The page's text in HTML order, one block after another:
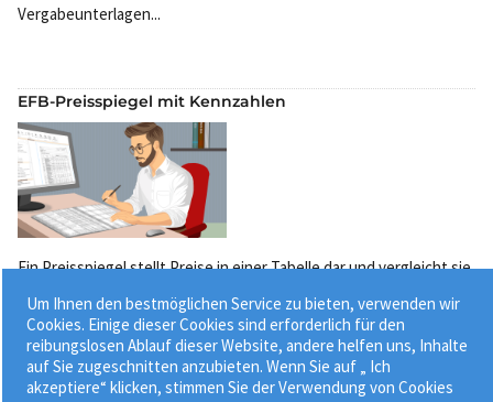
Vergabeunterlagen...
EFB-Preisspiegel mit Kennzahlen
Ein Preisspiegel stellt Preise in einer Tabelle dar und vergleicht sie
miteinander. Für eine Baumaßnahme werden dabei vor allem die
Preise für Bauleistungen und Baustoffe verglichen. ...
Um Ihnen den bestmöglichen Service zu bieten, verwenden wir
Cookies. Einige dieser Cookies sind erforderlich für den
reibungslosen Ablauf dieser Website, andere helfen uns, Inhalte
auf Sie zugeschnitten anzubieten. Wenn Sie auf „ Ich
akzeptiere“ klicken, stimmen Sie der Verwendung von Cookies